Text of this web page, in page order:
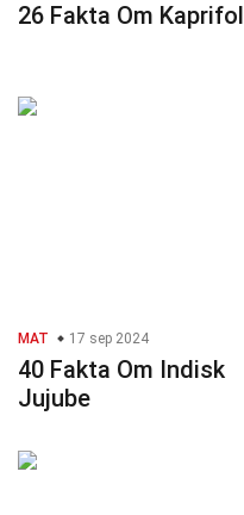
26 Fakta Om Kaprifol
MAT 17 sep 2024
40 Fakta Om Indisk
Jujube